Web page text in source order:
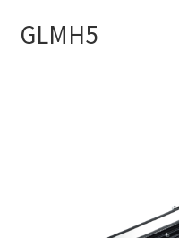
GLMH5